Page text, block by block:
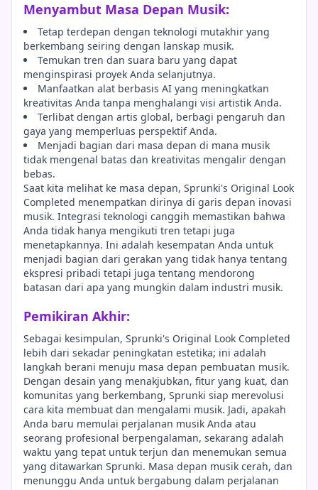
Menyambut Masa Depan Musik:
Tetap terdepan dengan teknologi mutakhir yang
berkembang seiring dengan lanskap musik.
Temukan tren dan suara baru yang dapat
menginspirasi proyek Anda selanjutnya.
Manfaatkan alat berbasis AI yang meningkatkan
kreativitas Anda tanpa menghalangi visi artistik Anda.
Terlibat dengan artis global, berbagi pengaruh dan
gaya yang memperluas perspektif Anda.
Menjadi bagian dari masa depan di mana musik
tidak mengenal batas dan kreativitas mengalir dengan
bebas.
Saat kita melihat ke masa depan, Sprunki's Original Look
Completed menempatkan dirinya di garis depan inovasi
musik. Integrasi teknologi canggih memastikan bahwa
Anda tidak hanya mengikuti tren tetapi juga
menetapkannya. Ini adalah kesempatan Anda untuk
menjadi bagian dari gerakan yang tidak hanya tentang
ekspresi pribadi tetapi juga tentang mendorong
batasan dari apa yang mungkin dalam industri musik.
Pemikiran Akhir:
Sebagai kesimpulan, Sprunki's Original Look Completed
lebih dari sekadar peningkatan estetika; ini adalah
langkah berani menuju masa depan pembuatan musik.
Dengan desain yang menakjubkan, fitur yang kuat, dan
komunitas yang berkembang, Sprunki siap merevolusi
cara kita membuat dan mengalami musik. Jadi, apakah
Anda baru memulai perjalanan musik Anda atau
seorang profesional berpengalaman, sekarang adalah
waktu yang tepat untuk terjun dan menemukan semua
yang ditawarkan Sprunki. Masa depan musik cerah, dan
menunggu Anda untuk bergabung dalam perjalanan